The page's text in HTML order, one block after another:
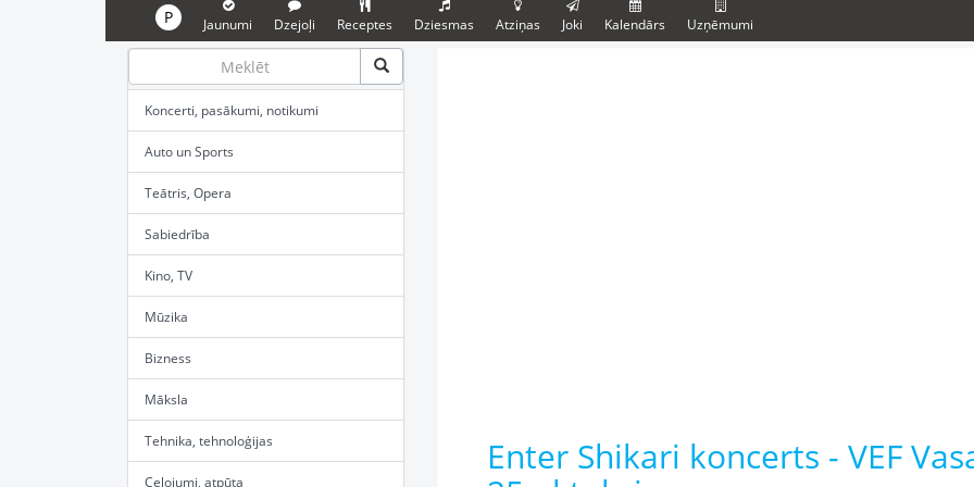
P Jaunumi Dzejoļi Receptes Dziesmas Atziņas Joki Kalendārs Uzņēmumi
Koncerti, pasākumi, notikumi
Auto un Sports
Teātris, Opera
Sabiedrība
Kino, TV
Mūzika
Bizness
Māksla
Tehnika, tehnoloģijas
Ceļojumi, atpūta
Enter Shikari koncerts - VEF